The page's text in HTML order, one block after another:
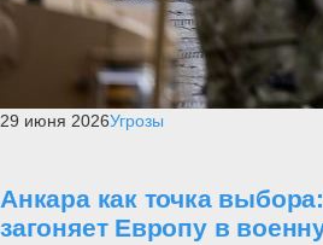
29 июня 2026Угрозы
Анкара как точка
загоняет Европу в